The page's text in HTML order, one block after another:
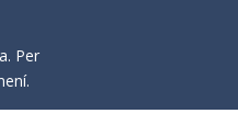
Per